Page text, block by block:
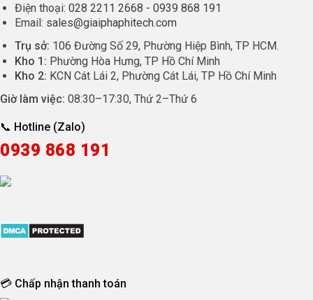
Điện thoại: 028 2211 2668 - 0939 868 191
Email: sales@giaiphaphitech.com
Trụ sở: 106 Đường Số 29, Phường Hiệp Bình, TP HCM.
Kho 1: Phường Hòa Hưng, TP Hồ Chí Minh
Kho 2: KCN Cát Lái 2, Phường Cát Lái, TP Hồ Chí Minh
Giờ làm việc: 08:30–17:30, Thứ 2–Thứ 6
📞 Hotline (Zalo)
0939 868 191
💳 Chấp nhận thanh toán